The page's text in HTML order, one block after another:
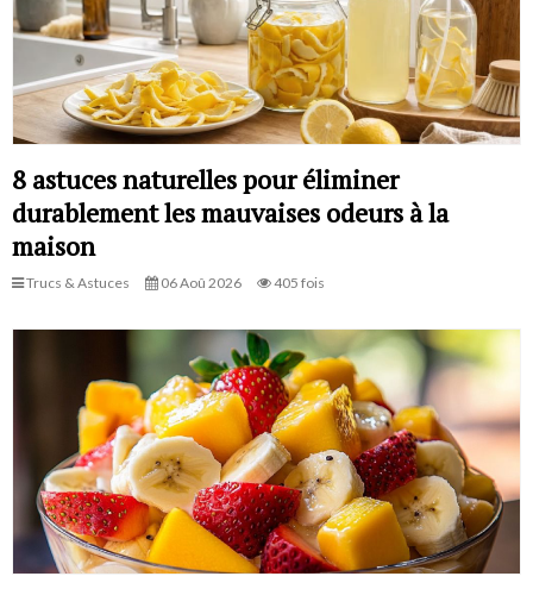
8 astuces naturelles pour éliminer
durablement les mauvaises odeurs à la
maison
Trucs & Astuces 06 Aoû 2026 405 fois